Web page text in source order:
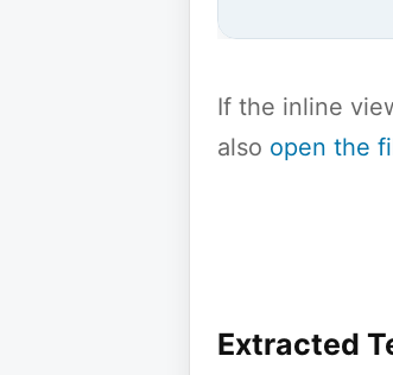
If the inline
also open the
Extracted